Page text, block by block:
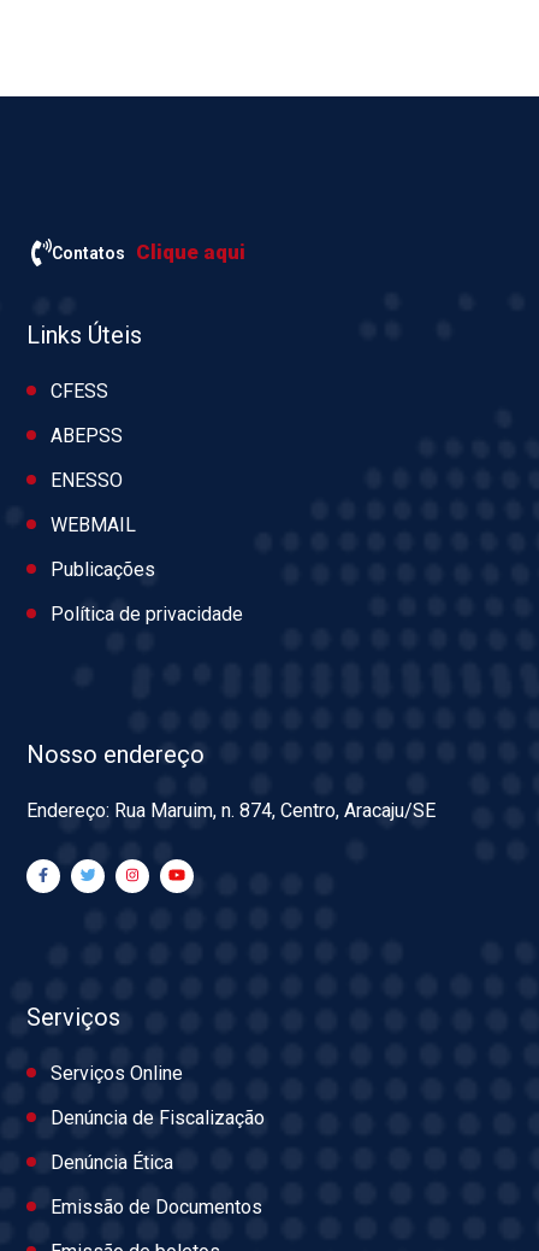
Contatos Clique aqui
Links Úteis
CFESS
ABEPSS
ENESSO
WEBMAIL
Publicações
Política de privacidade
Nosso endereço
Endereço: Rua Maruim, n. 874, Centro, Aracaju/SE
Serviços
Serviços Online
Denúncia de Fiscalização
Denúncia Ética
Emissão de Documentos